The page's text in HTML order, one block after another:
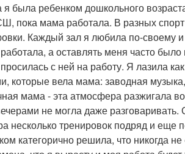
я была ребенком дошкольного
пока мама работала. В разных
Каждый зал я любила по-своему
а оставлять меня часто
с ней на работу. Я лазила
которые вела мама: заводная
мама - эта атмосфера разжигала
не могла даже
несколько тренировок подряд и еще
категорично решила, что никогда